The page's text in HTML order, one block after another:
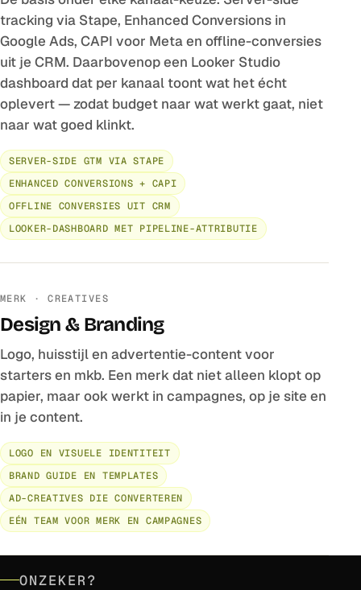
tracking via Stape, Enhanced Conversions in
Google Ads, CAPI voor Meta en offline-conversies
uit je CRM. Daarbovenop een Looker Studio
dashboard dat per kanaal toont wat het écht
oplevert — zodat budget naar wat werkt gaat, niet
naar wat goed klinkt.
SERVER-SIDE GTM VIA STAPE
ENHANCED CONVERSIONS + CAPI
OFFLINE CONVERSIES UIT CRM
LOOKER-DASHBOARD MET PIPELINE-ATTRIBUTIE
MERK · CREATIVES
Design & Branding
Logo, huisstijl en advertentie-content voor
starters en mkb. Een merk dat niet alleen klopt op
papier, maar ook werkt in campagnes, op je site en
in je content.
LOGO EN VISUELE IDENTITEIT
BRAND GUIDE EN TEMPLATES
AD-CREATIVES DIE CONVERTEREN
EÉN TEAM VOOR MERK EN CAMPAGNES
ONZEKER?